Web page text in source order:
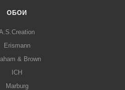
ОБОИ
Erismann
& Brown
ICH
Marburg